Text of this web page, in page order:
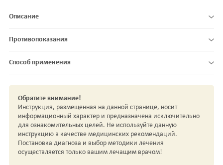
Описание
Противопоказания
Способ применения
Обратите внимание!
Инструкция, размещенная на данной странице, носит
информационный характер и предназначена исключительно
для ознакомительных целей. Не используйте данную
инструкцию в качестве медицинских рекомендаций.
Постановка диагноза и выбор методики лечения
осуществляется только вашим лечащим врачом!